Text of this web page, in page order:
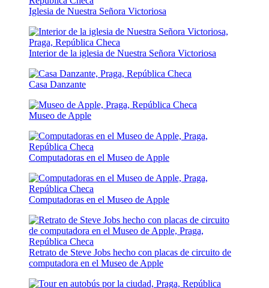
Iglesia de Nuestra Señora Victoriosa
Interior de la iglesia de Nuestra Señora Victoriosa
Casa Danzante
Museo de Apple
Computadoras en el Museo de Apple
Computadoras en el Museo de Apple
Retrato de Steve Jobs hecho con placas de circuito de
computadora en el Museo de Apple